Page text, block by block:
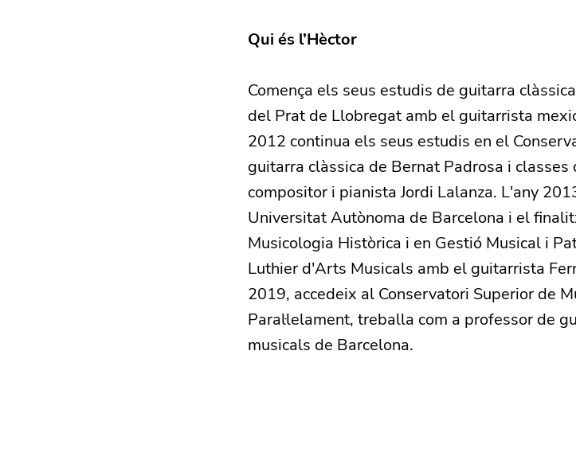
Qui és l’Hèctor
Comença els seus estudis de guitarra
del Prat de Llobregat amb el guitarrista
2012 continua els seus estudis en el
guitarra clàssica de Bernat Padrosa i
compositor i pianista Jordi Lalanza. L'any
Universitat Autònoma de Barcelona i el
Musicologia Històrica i en Gestió Musical i
Luthier d'Arts Musicals amb el guitarrista
2019, accedeix al Conservatori Superior de
Paral·lelament, treballa com a professor de
musicals de Barcelona.